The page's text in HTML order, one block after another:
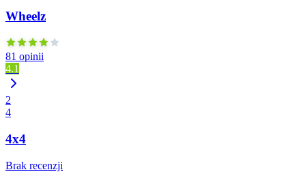
Wheelz
81 opinii
4.1
2
4
4x4
Brak recenzji